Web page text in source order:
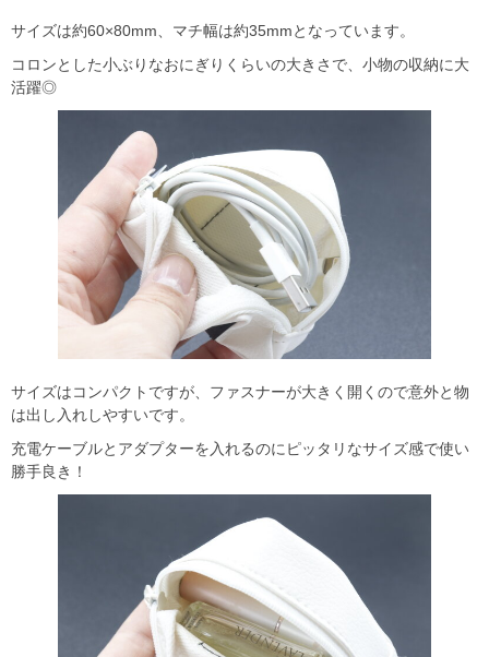
サイズは約60×80mm、マチ幅は約35mmとなっています。
コロンとした小ぶりなおにぎりくらいの大きさで、小物の収納に大
活躍◎
サイズはコンパクトですが、ファスナーが大きく開くので意外と物
は出し入れしやすいです。
充電ケーブルとアダプターを入れるのにピッタリなサイズ感で使い
勝手良き！